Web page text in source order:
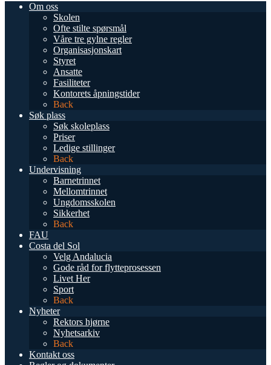
Om oss
Skolen
Ofte stilte spørsmål
Våre tre gylne regler
Organisasjonskart
Styret
Ansatte
Fasiliteter
Kontorets åpningstider
Back
Søk plass
Søk skoleplass
Priser
Ledige stillinger
Back
Undervisning
Barnetrinnet
Mellomtrinnet
Ungdomsskolen
Sikkerhet
Back
FAU
Costa del Sol
Velg Andalucia
Gode råd for flytteprosessen
Livet Her
Sport
Back
Nyheter
Rektors hjørne
Nyhetsarkiv
Back
Kontakt oss